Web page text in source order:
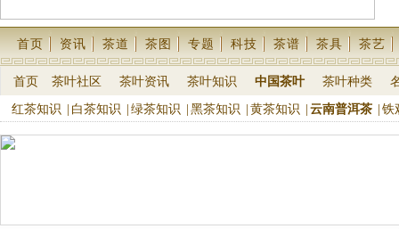
首页 资讯 茶道 茶图 专题 科技 茶谱 茶具 茶艺
首页 茶叶社区 茶叶资讯 茶叶知识 中国茶叶 茶叶种类
红茶知识 白茶知识 绿茶知识 黑茶知识 黄茶知识 云南普洱茶 铁